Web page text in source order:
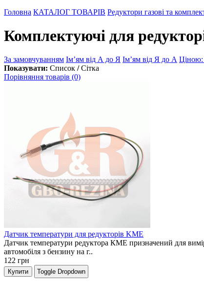
Головна КАТАЛОГ ТОВАРІВ Редуктори газові та
Комплектуючі для
За замовчуванням Ім’ям від А до Я Ім’ям від Я до А Ціною:
Показувати: Список / Сітка
Порівняння товарів (0)
Датчик температури для редукторів KME
Датчик температури редуктора КМЕ призначений для
автомобіля з бензину на г..
122 грн
Купити Toggle Dropdown